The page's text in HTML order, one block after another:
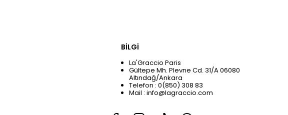
BİLGİ
La'Graccio Paris
Gültepe Mh. Plevne Cd. 31/A 06080
Altındağ/Ankara
Telefon : 0(850) 308 83
Mail : info@lagraccio.com